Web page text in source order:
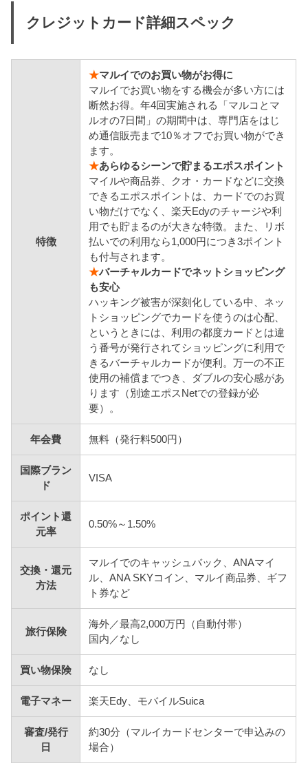
クレジットカード詳細スペック
特徴
★マルイでのお買い物がお得に
マルイでお買い物をする機会が多い方には
断然お得。年4回実施される「マルコとマ
ルオの7日間」の期間中は、専門店をはじ
め通信販売まで10％オフでお買い物ができ
ます。
★あらゆるシーンで貯まるエポスポイント
マイルや商品券、クオ・カードなどに交換
できるエポスポイントは、カードでのお買
い物だけでなく、楽天Edyのチャージや利
用でも貯まるのが大きな特徴。また、リボ
払いでの利用なら1,000円につき3ポイント
も付与されます。
★バーチャルカードでネットショッピング
も安心
ハッキング被害が深刻化している中、ネッ
トショッピングでカードを使うのは心配、
というときには、利用の都度カードとは違
う番号が発行されてショッピングに利用で
きるバーチャルカードが便利。万一の不正
使用の補償までつき、ダブルの安心感があ
ります（別途エポスNetでの登録が必
要）。
年会費 無料（発行料500円）
国際ブラン
ド
VISA
ポイント還
元率
0.50%～1.50%
交換・還元
方法
マルイでのキャッシュバック、ANAマイ
ル、ANA SKYコイン、マルイ商品券、ギフ
ト券など
旅行保険
海外／最高2,000万円（自動付帯）
国内／なし
買い物保険 なし
電子マネー 楽天Edy、モバイルSuica
審査/発行
日
約30分（マルイカードセンターで申込みの
場合）